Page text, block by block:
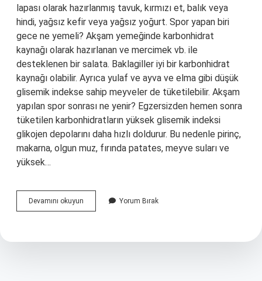
lapası olarak hazırlanmış tavuk, kırmızı et, balık veya
hindi, yağsız kefir veya yağsız yoğurt. Spor yapan biri
gece ne yemeli? Akşam yemeğinde karbonhidrat
kaynağı olarak hazırlanan ve mercimek vb. ile
desteklenen bir salata. Baklagiller iyi bir karbonhidrat
kaynağı olabilir. Ayrıca yulaf ve ayva ve elma gibi düşük
glisemik indekse sahip meyveler de tüketilebilir. Akşam
yapılan spor sonrası ne yenir? Egzersizden hemen sonra
tüketilen karbonhidratların yüksek glisemik indeksi
glikojen depolarını daha hızlı doldurur. Bu nedenle pirinç,
makarna, olgun muz, fırında patates, meyve suları ve
yüksek…
Devamını okuyun
Yapan
Ne
Yorum Bırak